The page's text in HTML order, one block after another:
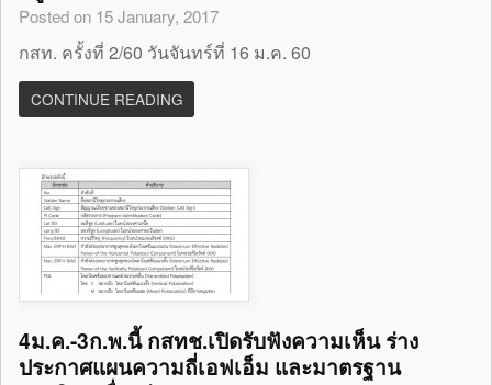
Posted on 15 January, 2017
กสท. ครั้งที่ 2/60 วันจันทร์ที่ 16 ม.ค. 60
CONTINUE READING
4ม.ค.-3ก.พ.นี้ กสทช.เปิดรับฟังความเห็น ร่าง
ประกาศแผนความถี่เอฟเอ็ม และมาตรฐาน